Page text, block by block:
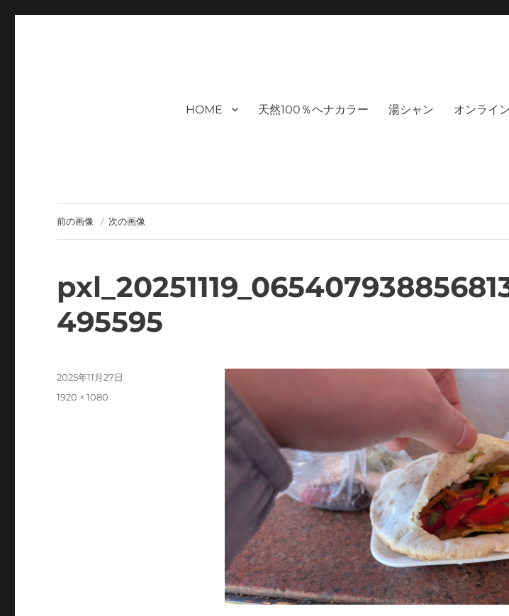
ケアサロン｜オフィシャルサイト｜福岡天神エ
HOME 天然100％ヘナカラー 湯シャン オンライ
前の画像 次の画像
495595
投
2025年11月27日
フ
1920 × 1080